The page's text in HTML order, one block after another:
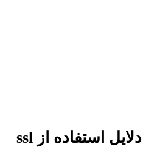
دلایل استفاده ازssl